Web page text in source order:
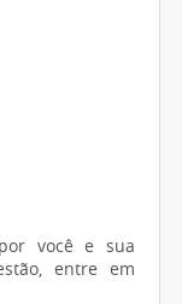
você e sua
entre em